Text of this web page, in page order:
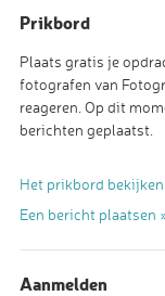
Prikbord
Plaats gratis je
fotografen van
reageren. Op dit
berichten geplaatst.
Het prikbord
Een bericht plaatsen
Aanmelden